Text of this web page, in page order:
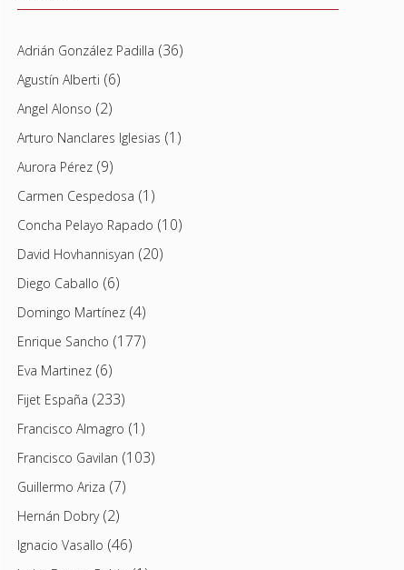
Adrián González Padilla (36)
Agustín Alberti (6)
Angel Alonso (2)
Arturo Nanclares Iglesias (1)
Aurora Pérez(9)
Carmen Cespedosa (1)
Concha Pelayo Rapado (10)
David Hovhannisyan (20)
Diego Caballo (6)
Domingo Martínez(4)
Enrique Sancho (177)
Eva Martinez(6)
Fijet España (233)
Francisco Almagro (1)
Francisco Gavilan (103)
Guillermo Ariza (7)
Hernán Dobry(2)
Ignacio Vasallo (46)